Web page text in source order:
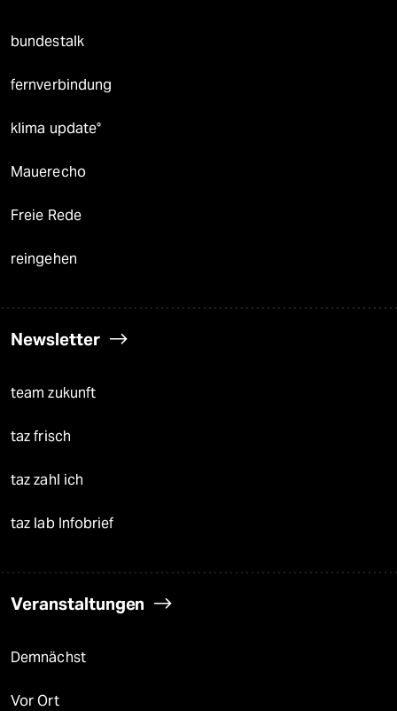
bundestalk
fernverbindung
klima update°
Mauerecho
Freie Rede
reingehen
Newsletter
team zukunft
taz frisch
taz zahl ich
taz lab Infobrief
Veranstaltungen
Demnächst
Vor Ort